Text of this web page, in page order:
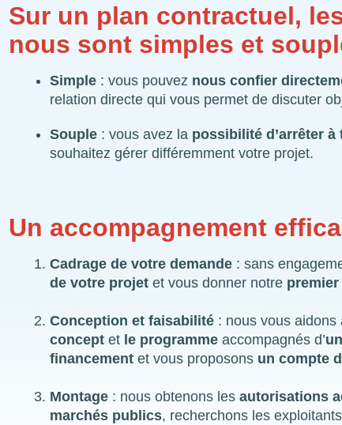
Sur un plan contractuel,
nous sont simples et
Simple : vous pouvez nous confier
relation directe qui vous permet de discuter
Souple : vous avez la possibilité d’arrêter
souhaitez gérer différemment votre projet.
Un accompagnement
Cadrage de votre demande : sans
de votre projet et vous donner notre
Conception et faisabilité : nous vous
conceptet le programme accompagnés d’
financement et vous proposons un compte
Montage : nous obtenons lesautorisations
marchés publics, recherchons les